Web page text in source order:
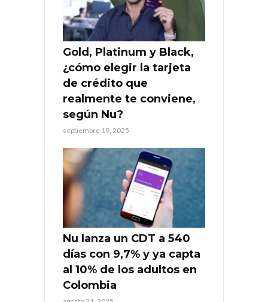
Gold, Platinum y Black,
¿cómo elegir la tarjeta
de crédito que
realmente te conviene,
según Nu?
septiembre 19, 2025
Nu lanza un CDT a 540
días con 9,7% y ya capta
al 10% de los adultos en
Colombia